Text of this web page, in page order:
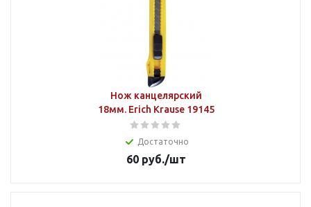
Нож канцелярский
18мм. Erich Krause 19145
Достаточно
60руб./шт